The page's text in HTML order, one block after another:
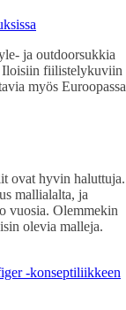
ja outdoorsukkia
Iloisiin fiilistelykuviin
myös Euroopassa
ovat hyvin haluttuja.
mallialalta, ja
vuosia. Olemmekin
olevia malleja.
-konseptiliikkeen